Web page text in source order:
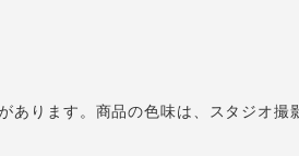
あります。商品の色味は、スタジオ撮